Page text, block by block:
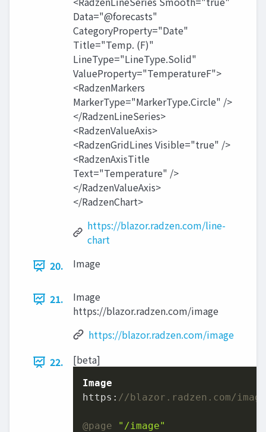
Data="@forecasts"
CategoryProperty="Date"
Title="Temp. (F)"
LineType="LineType.Solid"
ValueProperty="TemperatureF">
<RadzenMarkers
MarkerType="MarkerType.Circle" />
</RadzenLineSeries>
<RadzenValueAxis>
<RadzenGridLines Visible="true" />
<RadzenAxisTitle
Text="Temperature" />
</RadzenValueAxis>
</RadzenChart>
https://blazor.radzen.com/line-
chart
20.
Image
21.
Image
https://blazor.radzen.com/image
https://blazor.radzen.com/image
22.
[beta]
Image
https : //blazor.radzen.com/image
@page "/image"